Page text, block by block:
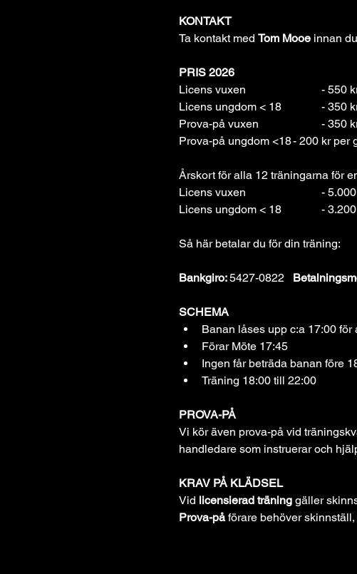
KONTAKT
Ta kontakt med Tom Mooe innan
PRIS 2026
Licens vuxen
Licens ungdom
Prova-på
Prova-på ungdom <18	- 200
Årskort för alla 12 träningarna för
Licens
Licens
Så här betalar du för din träning:
Bankgiro: 5427-0822
SCHEMA
Banan låses upp c:a 17:00 för
Förar Möte 17:45
Ingen får beträda banan före
Träning 18:00 till 22:00
PROVA-PÅ
Vi kör även prova-på vid
handledare som instruerar och
KRAV PÅ KLÄDSEL
Vid licensierad träning gäller
Prova-på förare behöver